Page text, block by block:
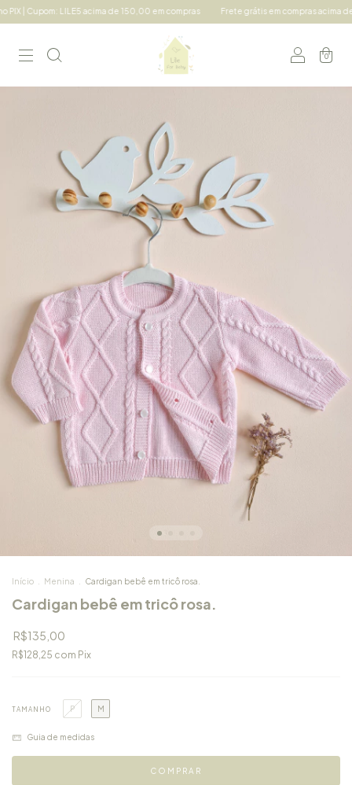
LILE5 acima de 150,00 em compras Frete grátis em compras acima de 490,00
0
Início Menina Cardigan bebê em tricô rosa.
Cardigan bebê em tricô rosa.
R$135,00
R$128,25 com Pix
TAMANHO P M
Guia de medidas